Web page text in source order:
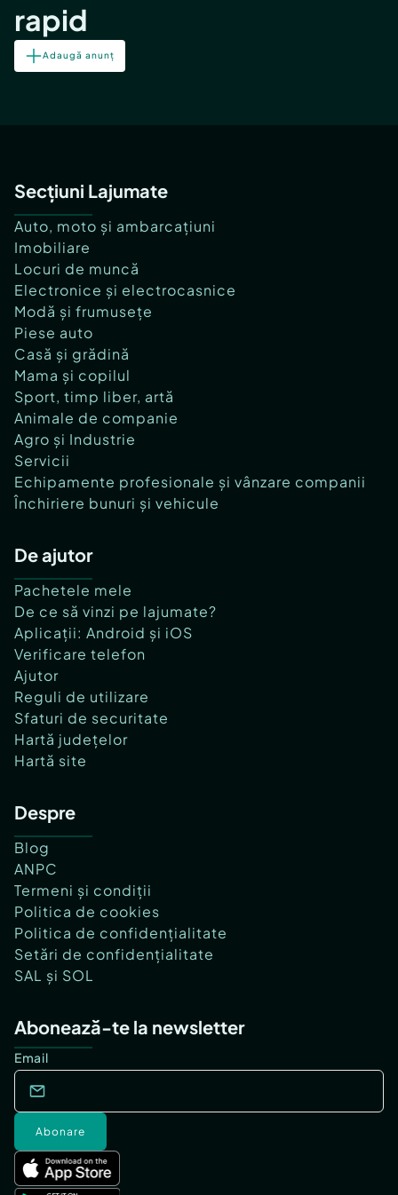
rapid
Adaugă anunț
Secțiuni Lajumate
Auto, moto și ambarcațiuni
Imobiliare
Locuri de muncă
Electronice și electrocasnice
Modă și frumusețe
Piese auto
Casă și grădină
Mama și copilul
Sport, timp liber, artă
Animale de companie
Agro și Industrie
Servicii
Echipamente profesionale și vânzare companii
Închiriere bunuri și vehicule
De ajutor
Pachetele mele
De ce să vinzi pe lajumate?
Aplicații: Android și iOS
Verificare telefon
Ajutor
Reguli de utilizare
Sfaturi de securitate
Hartă județelor
Hartă site
Despre
Blog
ANPC
Termeni și condiții
Politica de cookies
Politica de confidențialitate
Setări de confidențialitate
SAL și SOL
Abonează-te la newsletter
Email
Abonare